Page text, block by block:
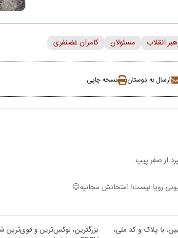
انقلاب مسئولان کامران غضنفری
ارسال به دوستان نسخه چاپی
با پلاک و کد ملی،
بزرگترین، لوکس‌ترین و قوی‌ترین